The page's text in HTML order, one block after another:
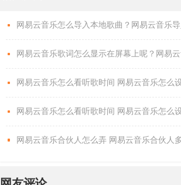
网易云音乐怎么看听歌时间 网易云音乐怎么
网易云音乐怎么看听歌时间 网易云音乐怎么
网易云音乐合伙人怎么弄 网易云音乐合伙人